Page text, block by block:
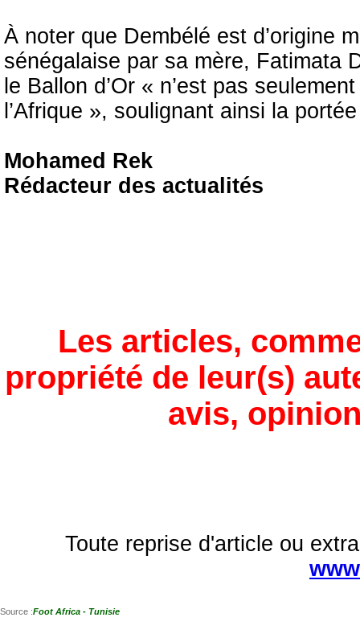
À noter que Dembélé est d’origine
sénégalaise par sa mère, Fatimata
le Ballon d’Or « n’est pas
l’Afrique », soulignant ainsi la
Mohamed Rek
Rédacteur des actualités
Les articles,
propriété de leur(s)
avis,
Toute reprise d'article ou
Source :Foot Africa - Tunisie